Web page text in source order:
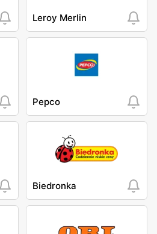
Leroy Merlin
Pepco
Biedronka